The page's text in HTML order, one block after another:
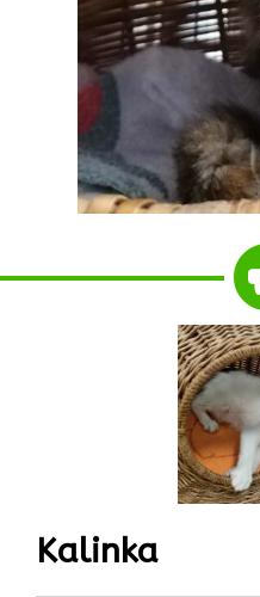
Kalinka